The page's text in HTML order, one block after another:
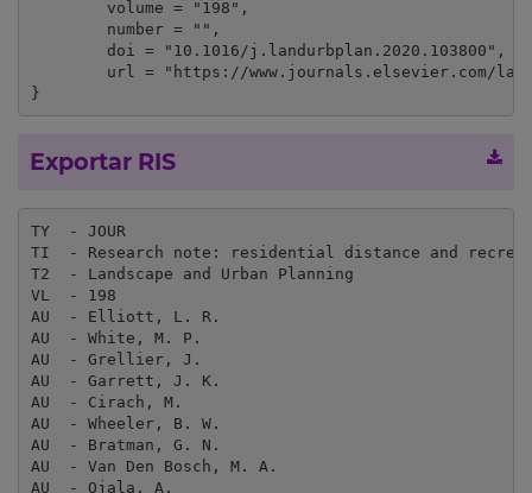
}
Exportar RIS
TY  - JOUR
TI  - Research note: residential distance and
T2  - Landscape and Urban Planning
VL  - 198
AU  - Elliott, L. R.
AU  - White, M. P.
AU  - Grellier, J.
AU  - Garrett, J. K.
AU  - Cirach, M.
AU  - Wheeler, B. W.
AU  - Bratman, G. N.
AU  - Van Den Bosch, M. A.
AU  - Ojala, A.